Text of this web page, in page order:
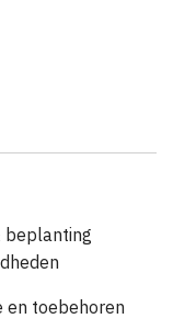
beplanting
en toebehoren